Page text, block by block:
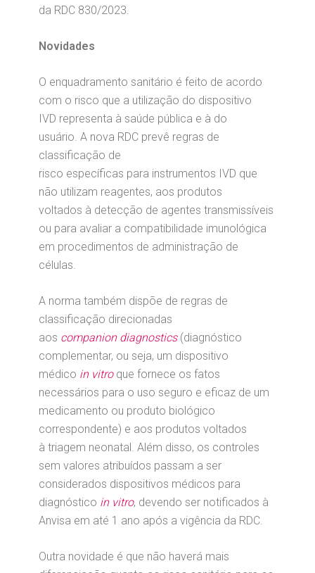
da RDC 830/2023.
Novidades
O enquadramento sanitário é feito de acordo
com o risco que a utilização do dispositivo
IVD representa à saúde pública e à do
usuário. A nova RDC prevê regras de
classificação de
risco específicas para instrumentos IVD que
não utilizam reagentes, aos produtos
voltados à detecção de agentes transmissíveis
ou para avaliar a compatibilidade imunológica
em procedimentos de administração de
células.
A norma também dispõe de regras de
classificação direcionadas
aos companion diagnostics(diagnóstico
complementar, ou seja, um dispositivo
médico in vitro que fornece os fatos
necessários para o uso seguro e eficaz de um
medicamento ou produto biológico
correspondente) e aos produtos voltados
à triagem neonatal. Além disso, os controles
sem valores atribuídos passam a ser
considerados dispositivos médicos para
diagnóstico in vitro, devendo ser notificados à
Anvisa em até 1 ano após a vigência da RDC.
Outra novidade é que não haverá mais